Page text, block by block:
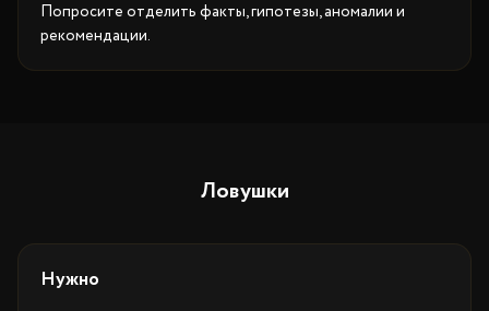
Попросите отделить факты, гипотезы, аномалии и
рекомендации.
Ловушки
Нужно